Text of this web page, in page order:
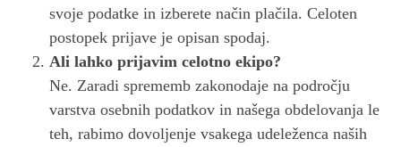
svoje podatke in izberete način plačila. Celoten
postopek prijave je opisan spodaj.
Ali lahko prijavim celotno ekipo?
Ne. Zaradi sprememb zakonodaje na področju
varstva osebnih podatkov in našega obdelovanja le
teh, rabimo dovoljenje vsakega udeleženca naših